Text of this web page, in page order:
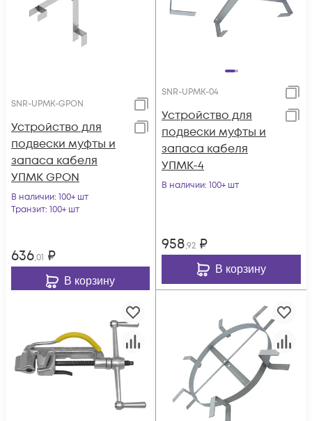
SNR-UPMK-GPON
Устройство для
подвески муфты и
запаса кабеля
УПМК GPON
В наличии: 100+ шт
Транзит: 100+ шт
636,01 ₽
В корзину
SNR-UPMK-04
Устройство для
подвески муфты и
запаса кабеля
УПМК-4
В наличии: 100+ шт
958,92 ₽
В корзину